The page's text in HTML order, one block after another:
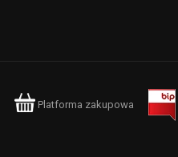
Platforma zakupowa